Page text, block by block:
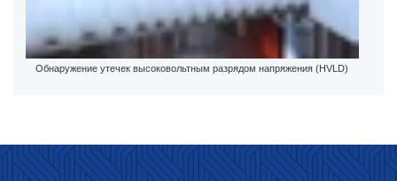
Обнаружение утечек высоковольтным разрядом напряжения (HVLD)